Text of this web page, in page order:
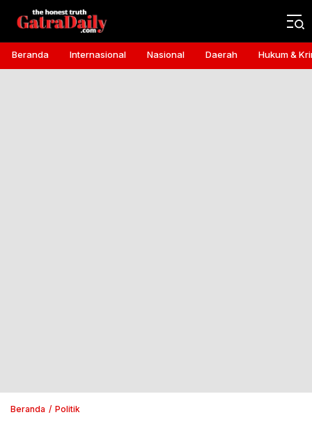
Gatra Daily
the honest truth
Beranda Internasional Nasional Daerah Hukum &
Beranda Politik